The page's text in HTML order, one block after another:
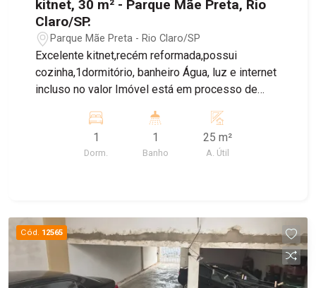
kitnet, 30 m² - Parque Mãe Preta, Rio
Claro/SP.
Parque Mãe Preta - Rio Claro/SP
Excelente kitnet,recém reformada,possui
cozinha,1dormitório, banheiro Água, luz e internet
incluso no valor Imóvel está em processo de
1
Dorm.
1
Banho
25 m²
A. Útil
Cód. 12565